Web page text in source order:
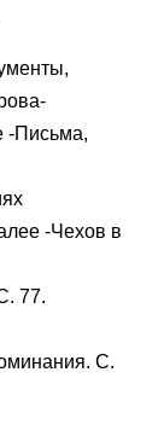
-Письма,
-Чехов в
77.
С.